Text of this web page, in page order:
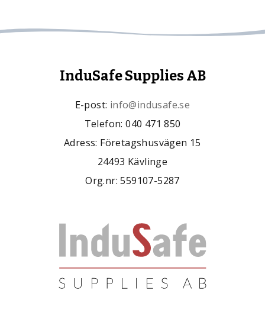
InduSafe Supplies AB
E-post: info@indusafe.se
Telefon: 040 471 850
Adress: Företagshusvägen 15
24493 Kävlinge
Org.nr: 559107-5287